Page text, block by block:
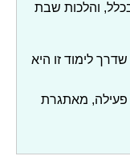
והלכות שבת
לימוד זו היא
פעילה, מאתגרת